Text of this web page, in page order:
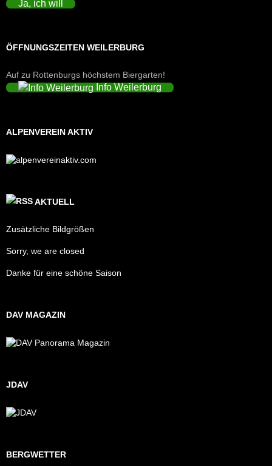
Ja, ich will
ÖFFNUNGSZEITEN WEILERBURG
Auf zu Rottenburgs höchstem Biergarten!
Info Weilerburg
ALPENVEREIN AKTIV
AKTUELL
Zusätzliche Bildgrößen
Sorry, we are closed
Danke für eine schöne Saison
DAV MAGAZIN
JDAV
BERGWETTER